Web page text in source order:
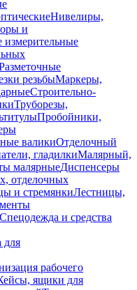
Нивелиры,
и
резьбыМаркеры,
Строительно-
Труборезы,
Пробойники,
валикиОтделочный
гладилкиМалярный,
малярныеДиспенсеры
отделочных
и стремянкиЛестницы,
Спецодежда и средства
для
рабочего
ящики для